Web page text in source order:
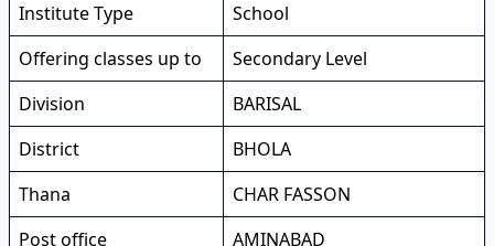
Institute Type
School
Offering classes up to
Secondary Level
Division
BARISAL
District
BHOLA
Thana
CHAR FASSON
Post office
AMINABAD